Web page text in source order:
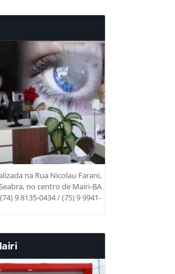
na Rua Nicolau Farani,
no centro de Mairi-BA.
9 8135-0434 / (75) 9 9941-